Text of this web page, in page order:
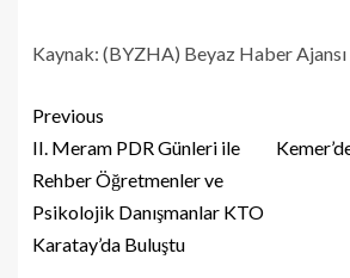
Kaynak: (BYZHA) Beyaz Haber Ajansı
Previous
II. Meram PDR Günleri ile
Rehber Öğretmenler ve
Psikolojik Danışmanlar KTO
Karatay’da Buluştu